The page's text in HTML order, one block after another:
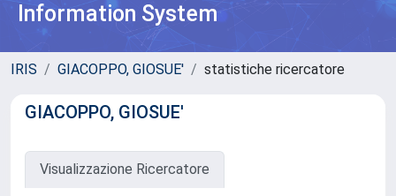
Information System
IRIS GIACOPPO, GIOSUE' statistiche ricercatore
GIACOPPO, GIOSUE'
Visualizzazione Ricercatore